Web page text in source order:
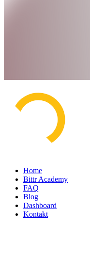
Home
Bittr Academy
FAQ
Blog
Dashboard
Kontakt